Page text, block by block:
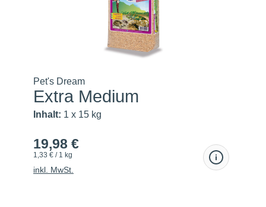
Pet's Dream
Extra Medium
Inhalt: 1 x 15 kg
19,98 €
1,33 € / 1 kg
inkl. MwSt.